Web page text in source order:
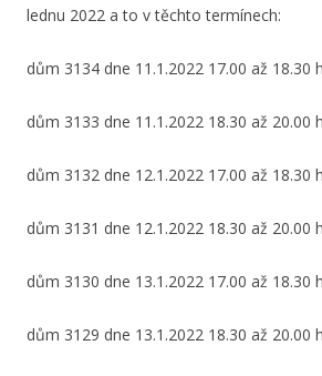
lednu 2022 a to v těchto termínech:
dům 3134 dne 11.1.2022 17.00 až 18.30
dům 3133 dne 11.1.2022 18.30 až 20.00
dům 3132 dne 12.1.2022 17.00 až 18.30
dům 3131 dne 12.1.2022 18.30 až 20.00
dům 3130 dne 13.1.2022 17.00 až 18.30
dům 3129 dne 13.1.2022 18.30 až 20.00